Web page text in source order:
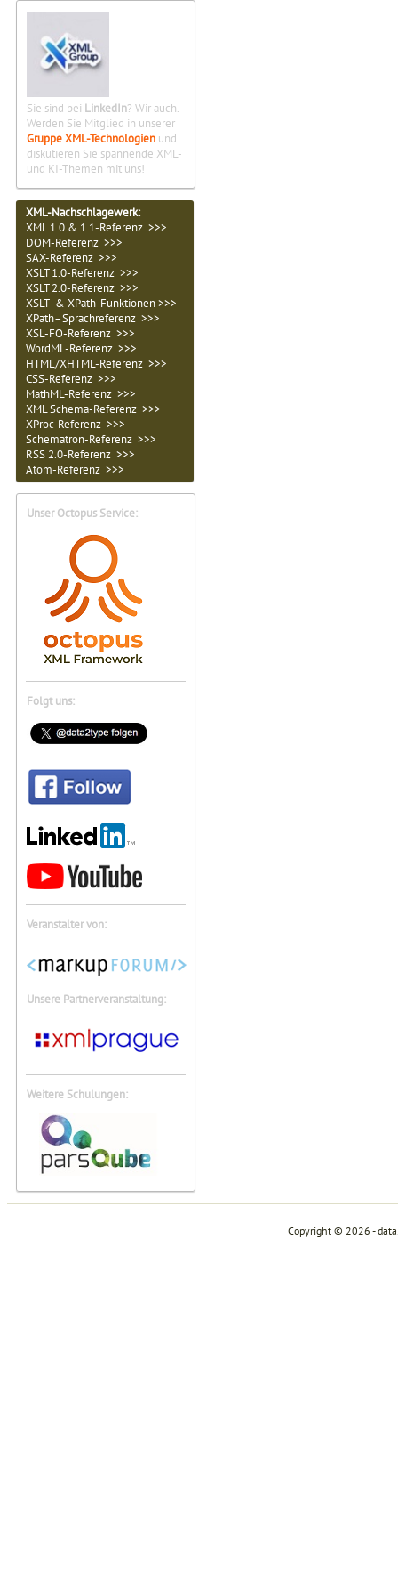
Sie sind bei LinkedIn? Wir auch.
Werden Sie Mitglied in unserer
Gruppe XML-Technologien und
diskutieren Sie spannende XML-
und KI-Themen mit uns!
XML-Nachschlagewerk:
XML 1.0 & 1.1-Referenz >>>
DOM-Referenz >>>
SAX-Referenz >>>
XSLT 1.0-Referenz >>>
XSLT 2.0-Referenz >>>
XSLT- & XPath-Funktionen >>>
XPath–Sprachreferenz >>>
XSL-FO-Referenz >>>
WordML-Referenz >>>
HTML/XHTML-Referenz >>>
CSS-Referenz >>>
MathML-Referenz >>>
XML Schema-Referenz >>>
XProc-Referenz >>>
Schematron-Referenz >>>
RSS 2.0-Referenz >>>
Atom-Referenz >>>
Unser Octopus Service:
Folgt uns:
Veranstalter von:
Unsere Partnerveranstaltung:
Weitere Schulungen:
Copyright © 2026 -